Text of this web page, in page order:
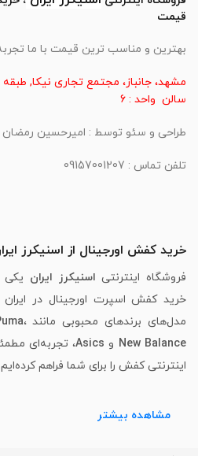
قیمت
بهترین و مناسب ترین قیمت با ما
مشهد، جانباز، مجتمع تجاری نیکا,
سالن واحد : 6
طراحی و سئو توسط : امیرحسین رمضان زاده | 09216007626 (
تلفن تماس : 09157001207
خرید کفش اورجینال از اسنیکرز
فروشگاه اینترنتی اسنیکرز ایران یکی
خرید کفش اسپرت اورجینال در
مدل‌های برندهای محبوبی مانند،
New Balance و Asics، تجربه‌ای
اینترنتی کفش را برای شما فراهم کرده‌ایم.
مشاهده بیشتر